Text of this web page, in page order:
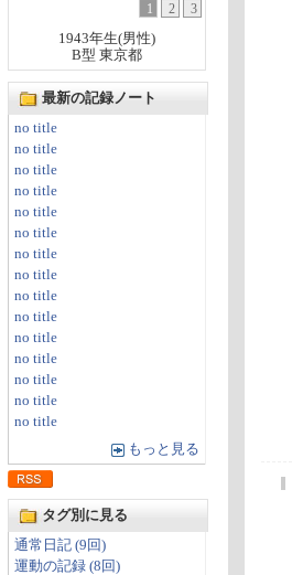
1 2
3
1943年生(男性)
B型 東京都
最新の記録ノート
no title
no title
no title
no title
no title
no title
no title
no title
no title
no title
no title
no title
no title
no title
no title
もっと見る
タグ別に見る
通常日記 (9回)
運動の記録 (8回)